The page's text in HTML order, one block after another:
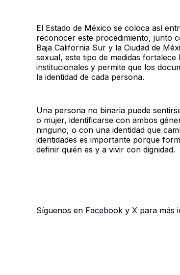
El Estado de México se coloca así
reconocer este procedimiento, junto
Baja California Sur y la Ciudad de
sexual, este tipo de medidas
institucionales y permite que los
la identidad de cada persona.
Una persona no binaria puede
o mujer, identificarse con ambos
ninguno, o con una identidad que
identidades es importante porque
definir quién es y a vivir con dignidad.
Síguenos en FacebookyX para más